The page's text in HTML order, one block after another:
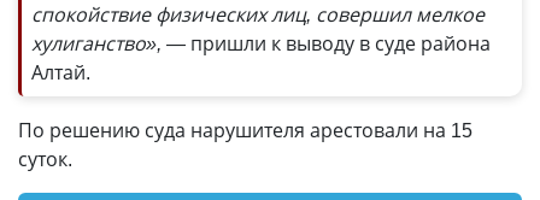
спокойствие физических лиц, совершил мелкое
хулиганство», — пришли к выводу в суде района
Алтай.
По решению суда нарушителя арестовали на 15
суток.